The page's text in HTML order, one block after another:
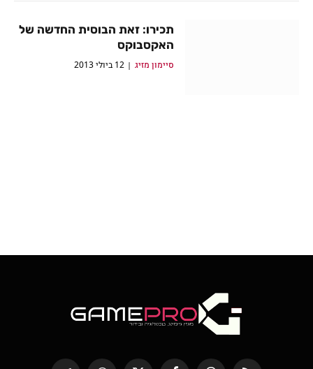
תכירו: זאת הבוסית החדשה של
האקסבוקס
סיימון מזיג 12 ביולי 2013